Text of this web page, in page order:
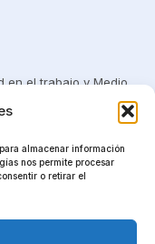
almacenar información
nos permite procesar
o retirar el
en el trabajo y Medio